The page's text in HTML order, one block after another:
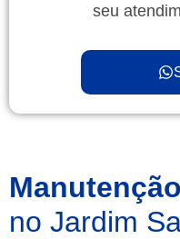
seu
Manutenção
no Jardim